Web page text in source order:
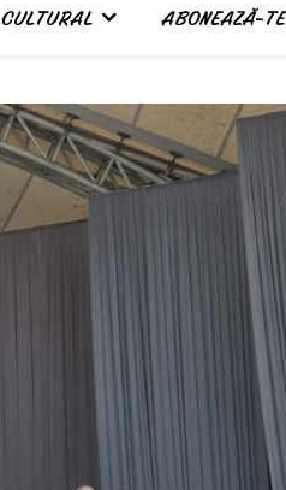
CULTURAL ABONEAZĂ-TE